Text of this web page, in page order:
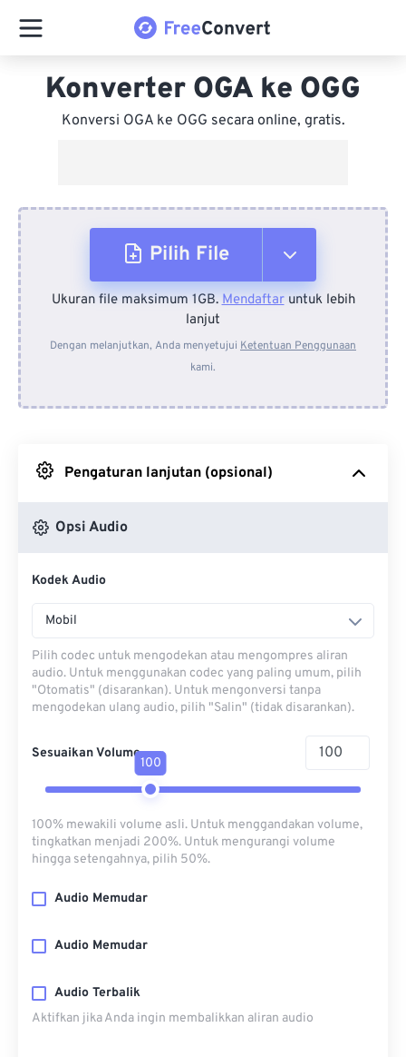
Konverter OGA ke OGG
Konversi OGA ke OGG secara online, gratis.
Pilih File
Dari Perangkat
Dari Dropbox
Ukuran file maksimum 1GB.Mendaftaruntuk lebih
lanjut
Dengan melanjutkan, Anda menyetujui Ketentuan Penggunaan
kami.
Pengaturan lanjutan (opsional)
Opsi Audio
Kodek Audio
Mobil
Pilih codec untuk mengodekan atau mengompres aliran
audio. Untuk menggunakan codec yang paling umum, pilih
"Otomatis" (disarankan). Untuk mengonversi tanpa
mengodekan ulang audio, pilih "Salin" (tidak disarankan).
Sesuaikan Volume
100
100% mewakili volume asli. Untuk menggandakan volume,
tingkatkan menjadi 200%. Untuk mengurangi volume
hingga setengahnya, pilih 50%.
Audio Memudar
Audio Memudar
Audio Terbalik
Aktifkan jika Anda ingin membalikkan aliran audio